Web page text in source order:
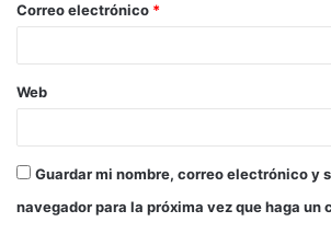
Correo electrónico *
Web
Guardar mi nombre, correo electrónico y
navegador para la próxima vez que haga un